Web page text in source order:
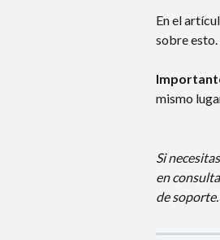
En el
sobre
mismo
Si
en
de soporte.